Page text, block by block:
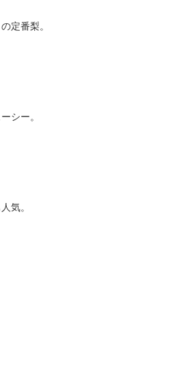
定番梨。
シー。
気。